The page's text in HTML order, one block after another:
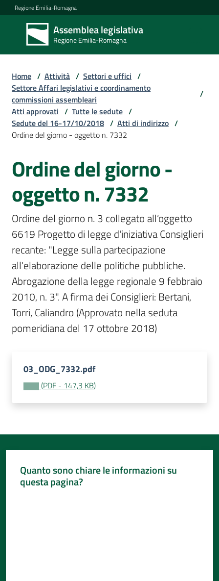
Vai al contenuto
Vai alla navigazione
Vai al footer
Regione Emilia-Romagna
Assemblea legislativa
Regione Emilia-Romagna
Assemblea
legislativa
Regione Emilia-
Assemblea
Per
i
media
Per
i
cittadini
Home / Attività / Settori e uffici /
Settore Affari legislativi e coordinamento
commissioni assembleari
/
Atti approvati / Tutte le sedute /
Sedute del 16-17/10/2018 / Atti di indirizzo /
Ordine del giorno - oggetto n. 7332
Ordine del giorno -
oggetto n. 7332
Ordine del giorno n. 3 collegato all’oggetto
6619 Progetto di legge d'iniziativa Consiglieri
recante: "Legge sulla partecipazione
all'elaborazione delle politiche pubbliche.
Abrogazione della legge regionale 9 febbraio
2010, n. 3". A firma dei Consiglieri: Bertani,
Torri, Caliandro (Approvato nella seduta
pomeridiana del 17 ottobre 2018)
03_ODG_7332.pdf
(PDF - 147,3 KB)
Quanto sono chiare le informazioni su
questa pagina?